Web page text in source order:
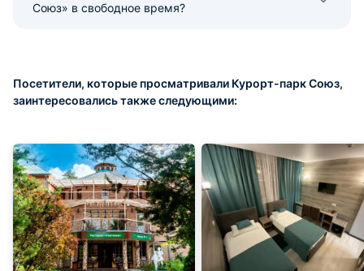
Союз» в свободное время?
Посетители, которые просматривали Курорт-парк Союз,
заинтересовались также следующими: